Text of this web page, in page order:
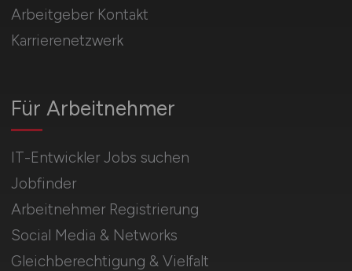
Für Arbeitnehmer
IT-Entwickler Jobs suchen
Jobfinder
Arbeitnehmer Registrierung
Social Media & Networks
Gleichberechtigung & Vielfalt
Arbeitgeber Kontakt
Karrierenetzwerk